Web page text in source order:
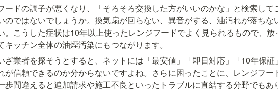
ードの調子が悪くなり、「そろそろ交換した方がいいのかな」と検索して
のではないでしょうか。換気扇が回らない、異音がする、油汚れが落ちな
。こうした症状は10年以上使ったレンジフードでよく見られるもので、放
ッチン全体の油煙汚染にもつながります。
ざ業者を探そうとすると、ネットには「最安値」「即日対応」「10年保証
が信頼できるのか分からないですよね。さらに困ったことに、レンジフー
歩間違えると追加請求や施工不良といったトラブルに直結する分野でもあ